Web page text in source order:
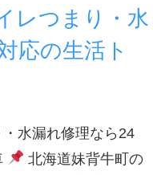
レつまり・水
応の生活ト
水漏れ修理なら24
北海道妹背牛町の